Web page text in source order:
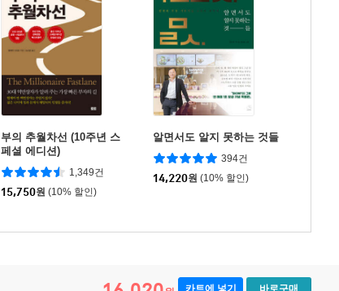
부의 추월차선 (10주년 스
페셜 에디션)
1,349건
15,750원 (10% 할인)
알면서도 알지 못하는 것들
394건
14,220원 (10% 할인)
카트에 넣기 바로구매